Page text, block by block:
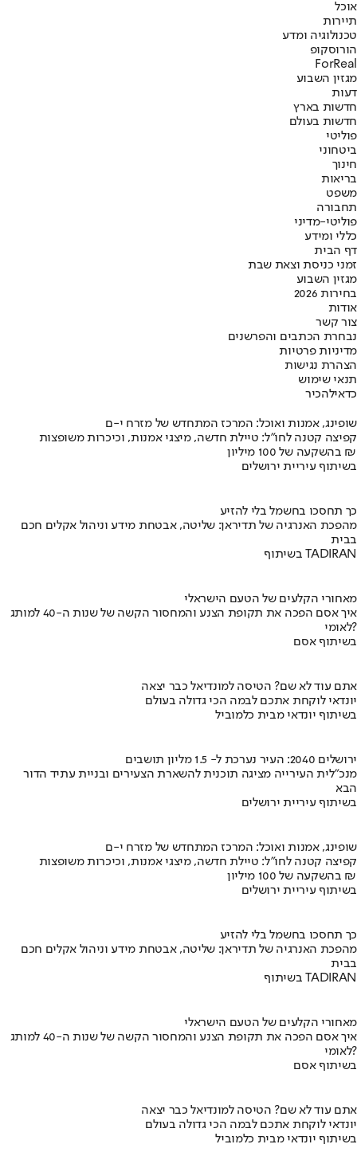
אוכל
תיירות
טכנולוגיה ומדע
הורוסקופ
ForReal
מגזין השבוע
דעות
חדשות בארץ
חדשות בעולם
פוליטי
ביטחוני
חינוך
בריאות
משפט
תחבורה
פוליטי-מדיני
כללי ומידע
דף הבית
זמני כניסת וצאת שבת
מגזין השבוע
בחירות 2026
אודות
צור קשר
נבחרת הכתבים והפרשנים
מדיניות פרטיות
הצהרת נגישות
תנאי שימוש
כדאילהכיר
שופינג, אמנות ואוכל: המרכז המתחדש של מזרח י-ם
קפיצה קטנה לחו"ל: טיילת חדשה, מיצגי אמנות, וכיכרות משופצות
בהשקעה של 100 מיליון ₪
בשיתוף עיריית ירושלים
כך תחסכו בחשמל בלי להזיע
מהפכת האנרגיה של תדיראן: שליטה, אבטחת מידע וניהול אקלים חכם
בבית
בשיתוף TADIRAN
מאחורי הקלעים של הטעם הישראלי
איך אסם הפכה את תקופת הצנע והמחסור הקשה של שנות ה-40 למותג
לאומי?
בשיתוף אסם
אתם עוד לא שם? הטיסה למונדיאל כבר יצאה
יונדאי לוקחת אתכם לבמה הכי גדולה בעולם
בשיתוף יונדאי מבית כלמוביל
ירושלים 2040: העיר נערכת ל- 1.5 מליון תושבים
מנכ"לית העירייה מציגה תוכנית להשארת הצעירים ובניית עתיד הדור
הבא
בשיתוף עיריית ירושלים
שופינג, אמנות ואוכל: המרכז המתחדש של מזרח י-ם
קפיצה קטנה לחו"ל: טיילת חדשה, מיצגי אמנות, וכיכרות משופצות
בהשקעה של 100 מיליון ₪
בשיתוף עיריית ירושלים
כך תחסכו בחשמל בלי להזיע
מהפכת האנרגיה של תדיראן: שליטה, אבטחת מידע וניהול אקלים חכם
בבית
בשיתוף TADIRAN
מאחורי הקלעים של הטעם הישראלי
איך אסם הפכה את תקופת הצנע והמחסור הקשה של שנות ה-40 למותג
לאומי?
בשיתוף אסם
אתם עוד לא שם? הטיסה למונדיאל כבר יצאה
יונדאי לוקחת אתכם לבמה הכי גדולה בעולם
בשיתוף יונדאי מבית כלמוביל